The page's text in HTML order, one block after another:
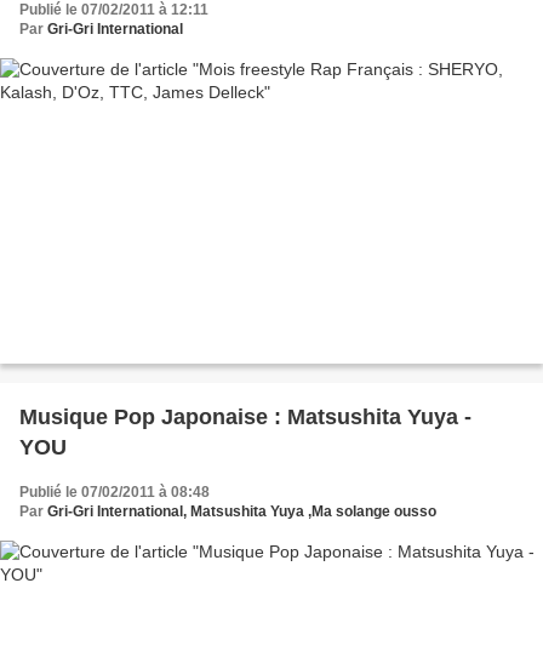
Publié le 07/02/2011 à 12:11
Par Gri-Gri International
Musique Pop Japonaise : Matsushita Yuya -
YOU
Publié le 07/02/2011 à 08:48
Par Gri-Gri International, Matsushita Yuya ,Ma solange ousso